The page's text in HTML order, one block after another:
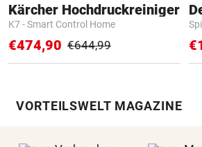
Kärcher Hochdruckreiniger
K7 - Smart Control Home
€474,90 €644,99
VORTEILSWELT MAGAZINE